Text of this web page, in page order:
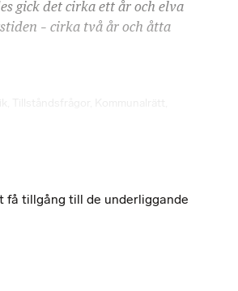
gick det cirka ett år och elva
– cirka två år och åtta
få tillgång till de underliggande